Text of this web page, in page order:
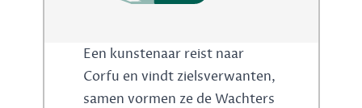
Een kunstenaar reist naar
Corfu en vindt zielsverwanten,
samen vormen ze de Wachters